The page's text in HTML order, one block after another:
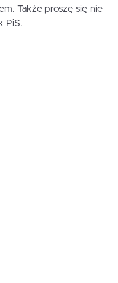
Także proszę się nie
PiS.